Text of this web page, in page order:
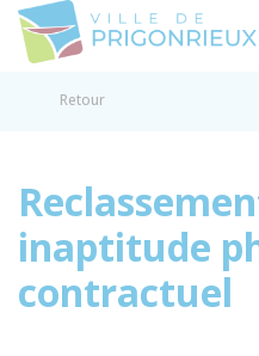
Retour
inaptitude
contractuel